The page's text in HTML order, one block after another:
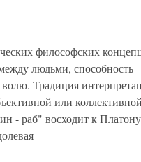
философских
людьми, способность
Традиция
или
- раб" восходит к